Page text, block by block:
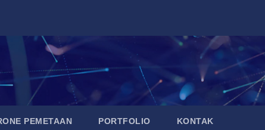
PEMETAAN PORTFOLIO KONTAK